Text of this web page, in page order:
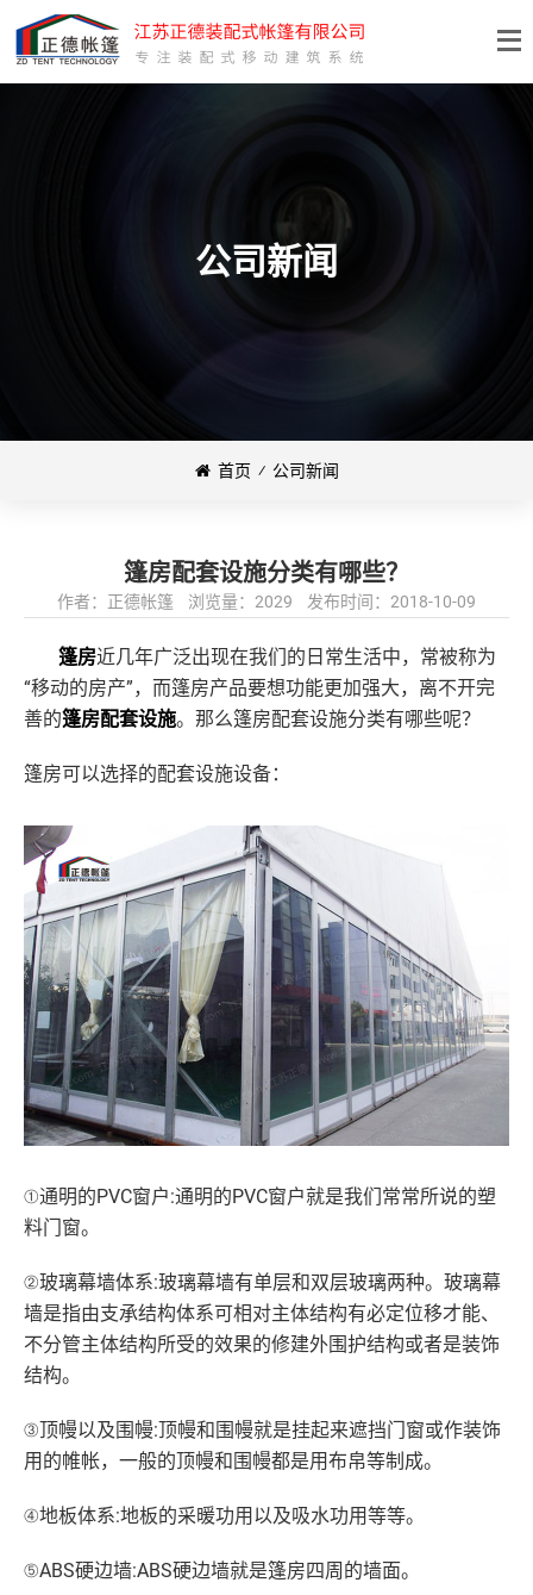
公司新闻
首页 ⁄ 公司新闻
篷房配套设施分类有哪些？
作者：正德帐篷 浏览量：2029 发布时间：2018-10-09
篷房近几年广泛出现在我们的日常生活中，常被称为
“移动的房产”，而篷房产品要想功能更加强大，离不开完
善的篷房配套设施。那么篷房配套设施分类有哪些呢？
篷房可以选择的配套设施设备：
①通明的PVC窗户:通明的PVC窗户就是我们常常所说的塑
料门窗。
②玻璃幕墙体系:玻璃幕墙有单层和双层玻璃两种。玻璃幕
墙是指由支承结构体系可相对主体结构有必定位移才能、
不分管主体结构所受的效果的修建外围护结构或者是装饰
结构。
③顶幔以及围幔:顶幔和围幔就是挂起来遮挡门窗或作装饰
用的帷帐，一般的顶幔和围幔都是用布帛等制成。
④地板体系:地板的采暖功用以及吸水功用等等。
⑤ABS硬边墙:ABS硬边墙就是篷房四周的墙面。